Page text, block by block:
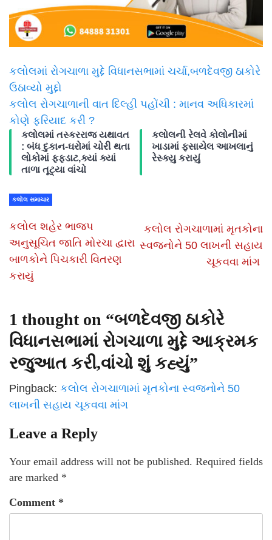
કલોલમાં રોગચાળા મુદ્દે વિધાનસભામાં ચર્ચા,બળદેવજી ઠાકોરે
ઉઠાવ્યો મુદ્દો
કલોલ રોગચાળાની વાત દિલ્હી પહોંચી : માનવ અધિકારમાં
કોણે ફરિયાદ કરી ?
કલોલમાં તસ્કરરાજ યથાવત
: બંધ દુકાન-ઘરોમાં ચોરી થતા
લોકોમાં ફફડાટ,ક્યાં ક્યાં
તાળા તૂટ્યા વાંચો
કલોલની રેલવે કોલોનીમાં
ખાડામાં ફસાયેલ આખલાનું
રેસ્ક્યુ કરાયું
કલોલ સમાચાર
કલોલ શહેર ભાજપ
અનુસૂચિત જાતિ મોરચા દ્વારા
બાળકોને પિચકારી વિતરણ
કરાયું
કલોલ રોગચાળામાં મૃતકોના
સ્વજનોને 50 લાખની સહાય
ચૂકવવા માંગ
1 thought on “બળદેવજી ઠાકોરે
વિધાનસભામાં રોગચાળા મુદ્દે આક્રમક
રજુઆત કરી,વાંચો શું કહ્યું”
Pingback: કલોલ રોગચાળામાં મૃતકોના સ્વજનોને 50
લાખની સહાય ચૂકવવા માંગ
Leave a Reply
Your email address will not be published. Required fields
are marked *
Comment *